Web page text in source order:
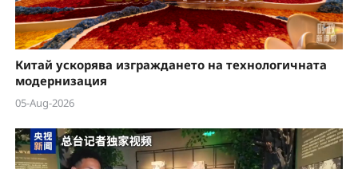
Китай ускорява изграждането на технологичната
модернизация
05-Aug-2026